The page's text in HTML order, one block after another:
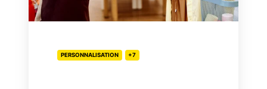
de
fidélisation
PERSONNALISATION +7